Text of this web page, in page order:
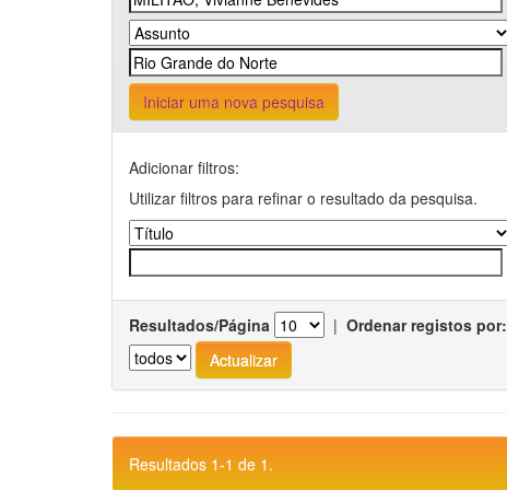
Iniciar uma nova pesquisa
Adicionar filtros:
Utilizar filtros para refinar o resultado da pesquisa.
Resultados/Página | Ordenar registos por:
Resultados 1-1 de 1.